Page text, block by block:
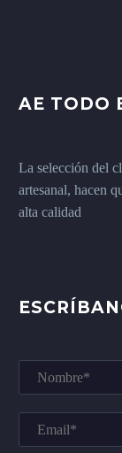
AE TODO
La selección del
artesanal, hacen
alta calidad